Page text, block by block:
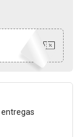
entregas